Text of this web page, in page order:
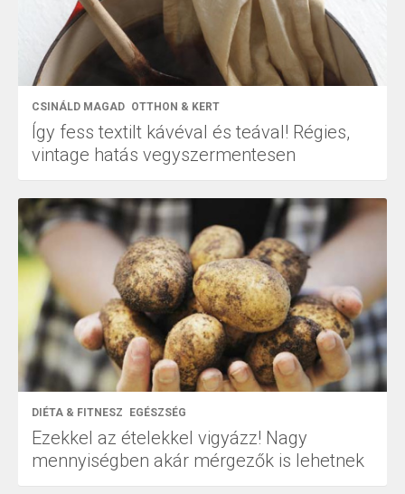
CSINÁLD MAGAD OTTHON & KERT
Így fess textilt kávéval és teával! Régies,
vintage hatás vegyszermentesen
DIÉTA & FITNESZ EGÉSZSÉG
Ezekkel az ételekkel vigyázz! Nagy
mennyiségben akár mérgezők is lehetnek